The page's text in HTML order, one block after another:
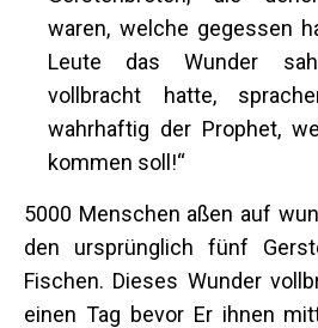
waren, welche gegessen
Leute das Wunder
vollbracht hatte,
wahrhaftig der Prophet,
kommen soll!“
5000 Menschen aßen auf
den ursprünglich fünf
Fischen. Dieses Wunder
einen Tag bevor Er ihnen